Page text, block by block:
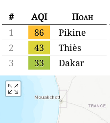
#
AQI
Πόλη
1
86
Pikine
2
43
Thiès
3
33 Dakar